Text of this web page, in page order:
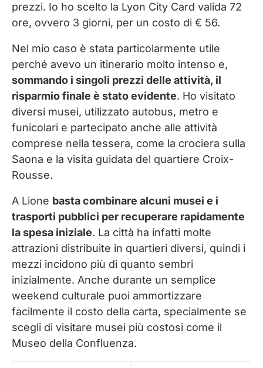
prezzi. Io ho scelto la Lyon City Card valida 72
ore, ovvero 3 giorni, per un costo di € 56.
Nel mio caso è stata particolarmente utile
perché avevo un itinerario molto intenso e,
sommando i singoli prezzi delle attività, il
risparmio finale è stato evidente. Ho visitato
diversi musei, utilizzato autobus, metro e
funicolari e partecipato anche alle attività
comprese nella tessera, come la crociera sulla
Saona e la visita guidata del quartiere Croix-
Rousse.
A Lione basta combinare alcuni musei e i
trasporti pubblici per recuperare rapidamente
la spesa iniziale. La città ha infatti molte
attrazioni distribuite in quartieri diversi, quindi i
mezzi incidono più di quanto sembri
inizialmente. Anche durante un semplice
weekend culturale puoi ammortizzare
facilmente il costo della carta, specialmente se
scegli di visitare musei più costosi come il
Museo della Confluenza.